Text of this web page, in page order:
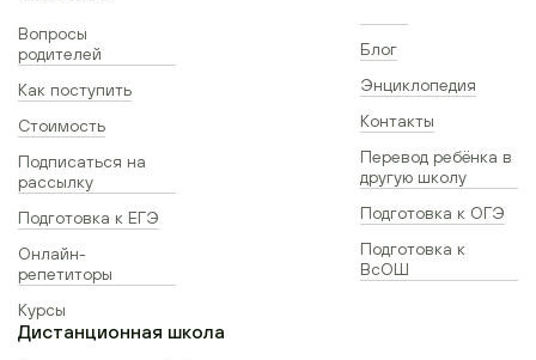
Вопросы
родителей
Как поступить
Стоимость
Подписаться на
рассылку
Подготовка к ЕГЭ
Онлайн-
репетиторы
Курсы
Блог
Энциклопедия
Контакты
Перевод ребёнка в
другую школу
Подготовка к ОГЭ
Подготовка к
ВсОШ
Дистанционная школа